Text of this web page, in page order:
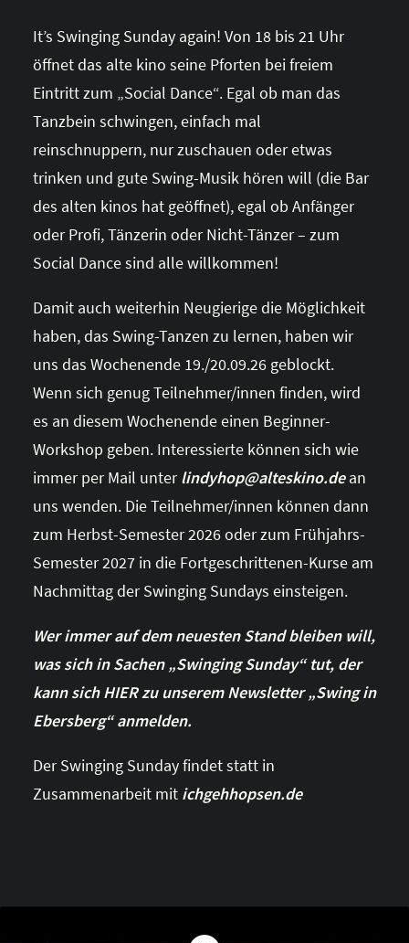
It’s Swinging Sunday again! Von 18 bis 21 Uhr
öffnet das alte kino seine Pforten bei freiem
Eintritt zum „Social Dance“. Egal ob man das
Tanzbein schwingen, einfach mal
reinschnuppern, nur zuschauen oder etwas
trinken und gute Swing-Musik hören will (die Bar
des alten kinos hat geöffnet), egal ob Anfänger
oder Profi, Tänzerin oder Nicht-Tänzer – zum
Social Dance sind alle willkommen!
Damit auch weiterhin Neugierige die Möglichkeit
haben, das Swing-Tanzen zu lernen, haben wir
uns das Wochenende 19./20.09.26 geblockt.
Wenn sich genug Teilnehmer/innen finden, wird
es an diesem Wochenende einen Beginner-
Workshop geben. Interessierte können sich wie
immer per Mail unterlindyhop@alteskino.dean
uns wenden. Die Teilnehmer/innen können dann
zum Herbst-Semester 2026 oder zum Frühjahrs-
Semester 2027 in die Fortgeschrittenen-Kurse am
Nachmittag der Swinging Sundays einsteigen.
Wer immer auf dem neuesten Stand bleiben will,
was sich in Sachen „Swinging Sunday“ tut, der
kann sich HIER zu unserem Newsletter „Swing in
Ebersberg“ anmelden.
Der Swinging Sunday findet statt in
Zusammenarbeit mit ichgehhopsen.de